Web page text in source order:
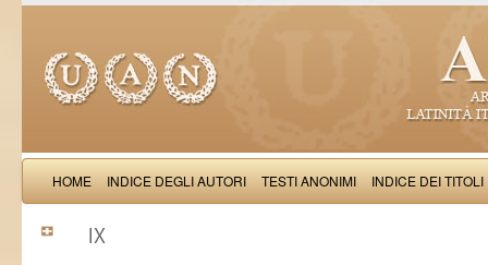
HOME INDICE DEGLI AUTORI TESTI ANONIMI INDICE DEI TITOLI
IX